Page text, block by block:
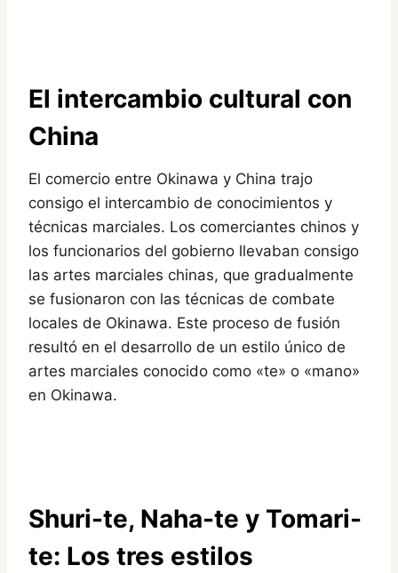
El intercambio cultural con
China
El comercio entre Okinawa y China trajo
consigo el intercambio de conocimientos y
técnicas marciales. Los comerciantes chinos y
los funcionarios del gobierno llevaban consigo
las artes marciales chinas, que gradualmente
se fusionaron con las técnicas de combate
locales de Okinawa. Este proceso de fusión
resultó en el desarrollo de un estilo único de
artes marciales conocido como «te» o «mano»
en Okinawa.
Shuri-te, Naha-te y Tomari-
te: Los tres estilos